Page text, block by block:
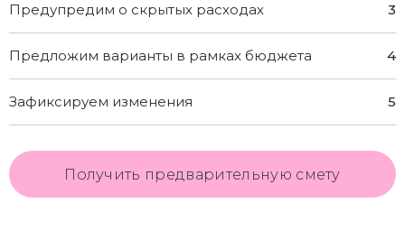
Предупредим о скрытых расходах 3
Предложим варианты в рамках бюджета 4
Зафиксируем изменения 5
Получить предварительную смету